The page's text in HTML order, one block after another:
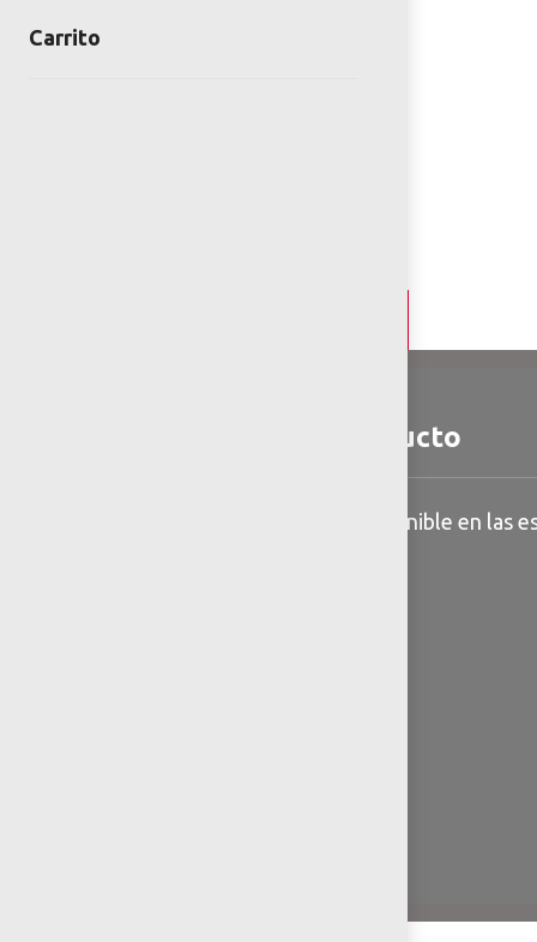
Detalles del producto
Información general disponible en las
Carrito